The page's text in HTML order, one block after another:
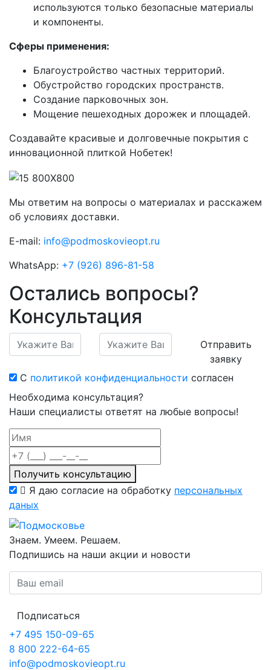
используются только безопасные материалы
и компоненты.
Сферы применения:
Благоустройство частных территорий.
Обустройство городских пространств.
Создание парковочных зон.
Мощение пешеходных дорожек и площадей.
Создавайте красивые и долговечные покрытия с
инновационной плиткой Нобетек!
Мы ответим на вопросы о материалах и расскажем
об условиях доставки.
E-mail: info@podmoskovieopt.ru
WhatsApp: +7 (926) 896-81-58
Остались вопросы?
Консультация
Отправить
заявку
С политикой конфиденциальности согласен
Необходима консультация?
Наши специалисты ответят на любые вопросы!
Получить консультацию
Я даю согласие на обработку персональных
даных
Знаем. Умеем. Решаем.
Подпишись на наши акции и новости
Подписаться
+7 495 150-09-65
8 800 222-64-65
info@podmoskovieopt.ru